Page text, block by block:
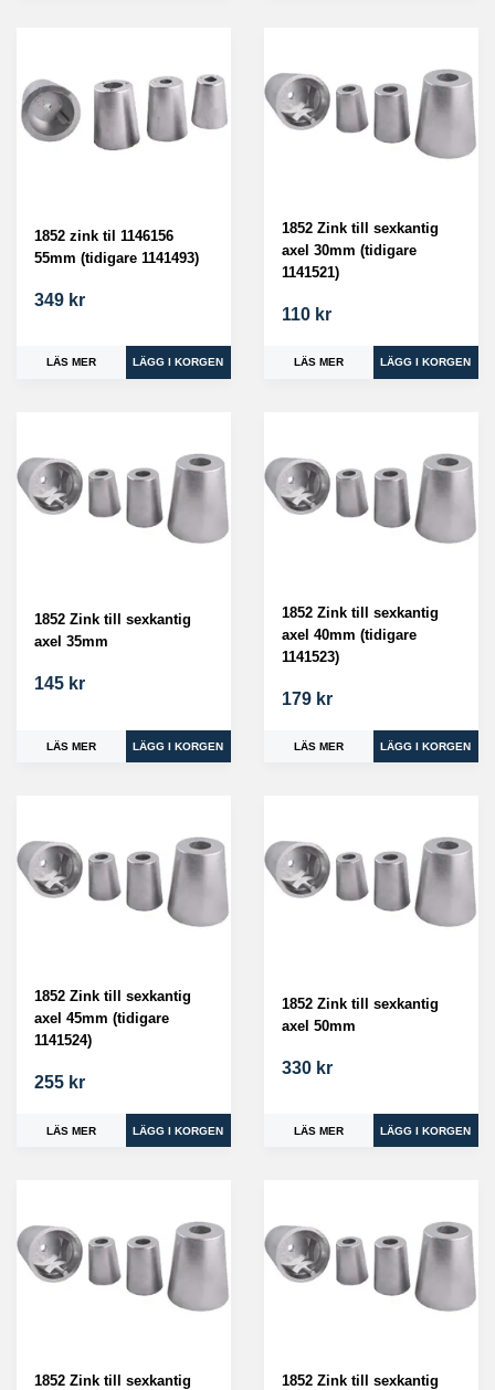
1852 zink til 1146156
55mm (tidigare 1141493)
349 kr
LÄS MER
1852 Zink till sexkantig
axel 30mm (tidigare
1141521)
110 kr
LÄS MER
1852 Zink till sexkantig
axel 35mm
145 kr
LÄS MER
1852 Zink till sexkantig
axel 40mm (tidigare
1141523)
179 kr
LÄS MER
1852 Zink till sexkantig
axel 45mm (tidigare
1141524)
255 kr
LÄS MER
1852 Zink till sexkantig
axel 50mm
330 kr
LÄS MER
1852 Zink till sexkantig
1852 Zink till sexkantig